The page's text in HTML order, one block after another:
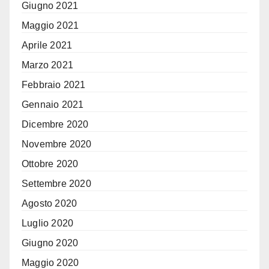
Giugno 2021
Maggio 2021
Aprile 2021
Marzo 2021
Febbraio 2021
Gennaio 2021
Dicembre 2020
Novembre 2020
Ottobre 2020
Settembre 2020
Agosto 2020
Luglio 2020
Giugno 2020
Maggio 2020